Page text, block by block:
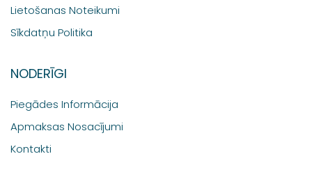
Lietošanas Noteikumi
Sīkdatņu Politika
NODERĪGI
Piegādes Informācija
Apmaksas Nosacījumi
Kontakti